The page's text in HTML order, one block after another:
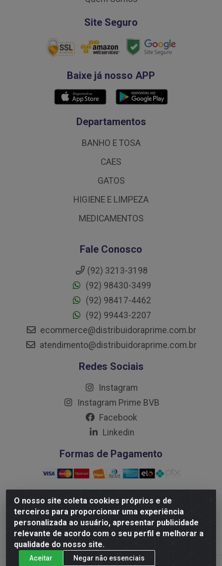
O nosso site coleta cookies próprios e de
terceiros para proporcionar uma experiência
personalizada ao usuário, apresentar publicidade
relevante de acordo com o seu perfil e melhorar a
qualidade do nosso site.
Aceitar Negar não essenciais
Site Seguro
Baixe já nosso APP
Departamentos
BANHO E TOSA
CAES
GATOS
HIGIENE E LIMPEZA
MEDICAMENTOS
Fale Conosco
(92) 3213-3198
(92) 98430-3499
(92) 98417-4462
(92) 99443-2207
ecommerce@distribuidoraprime.com.br
atendimento@distribuidoraprime.com.br
Redes Sociais
Instagram
Instagram Prime BVB
Facebook
Linkedin
Formas de Pagamento
Distribuidora Prime LTDA - Av. Professor Nilton Lins, 781
- Flores, Manaus/AM - CEP 69.058-030 - CNPJ:
10.717.750/0001-32